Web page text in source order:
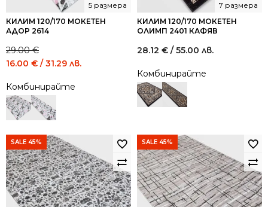
КИЛИМ 120/170 МОКЕТЕН
АДОР 2614
5 размера
29.00€
Original
was:
29.00 €
/
лв..
16.00 € / 31.29 лв.
Комбинирайте
КИЛИМ 120/170 МОКЕТЕН
ОЛИМП 2401 КАФЯВ
7 размера
28.12 € / 55.00 лв.
Комбинирайте
SALE 45% SALE 45%